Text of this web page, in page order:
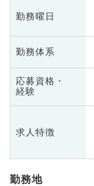
勤務曜日
勤務体系
応募資格・
経験
求人特徴
勤務地